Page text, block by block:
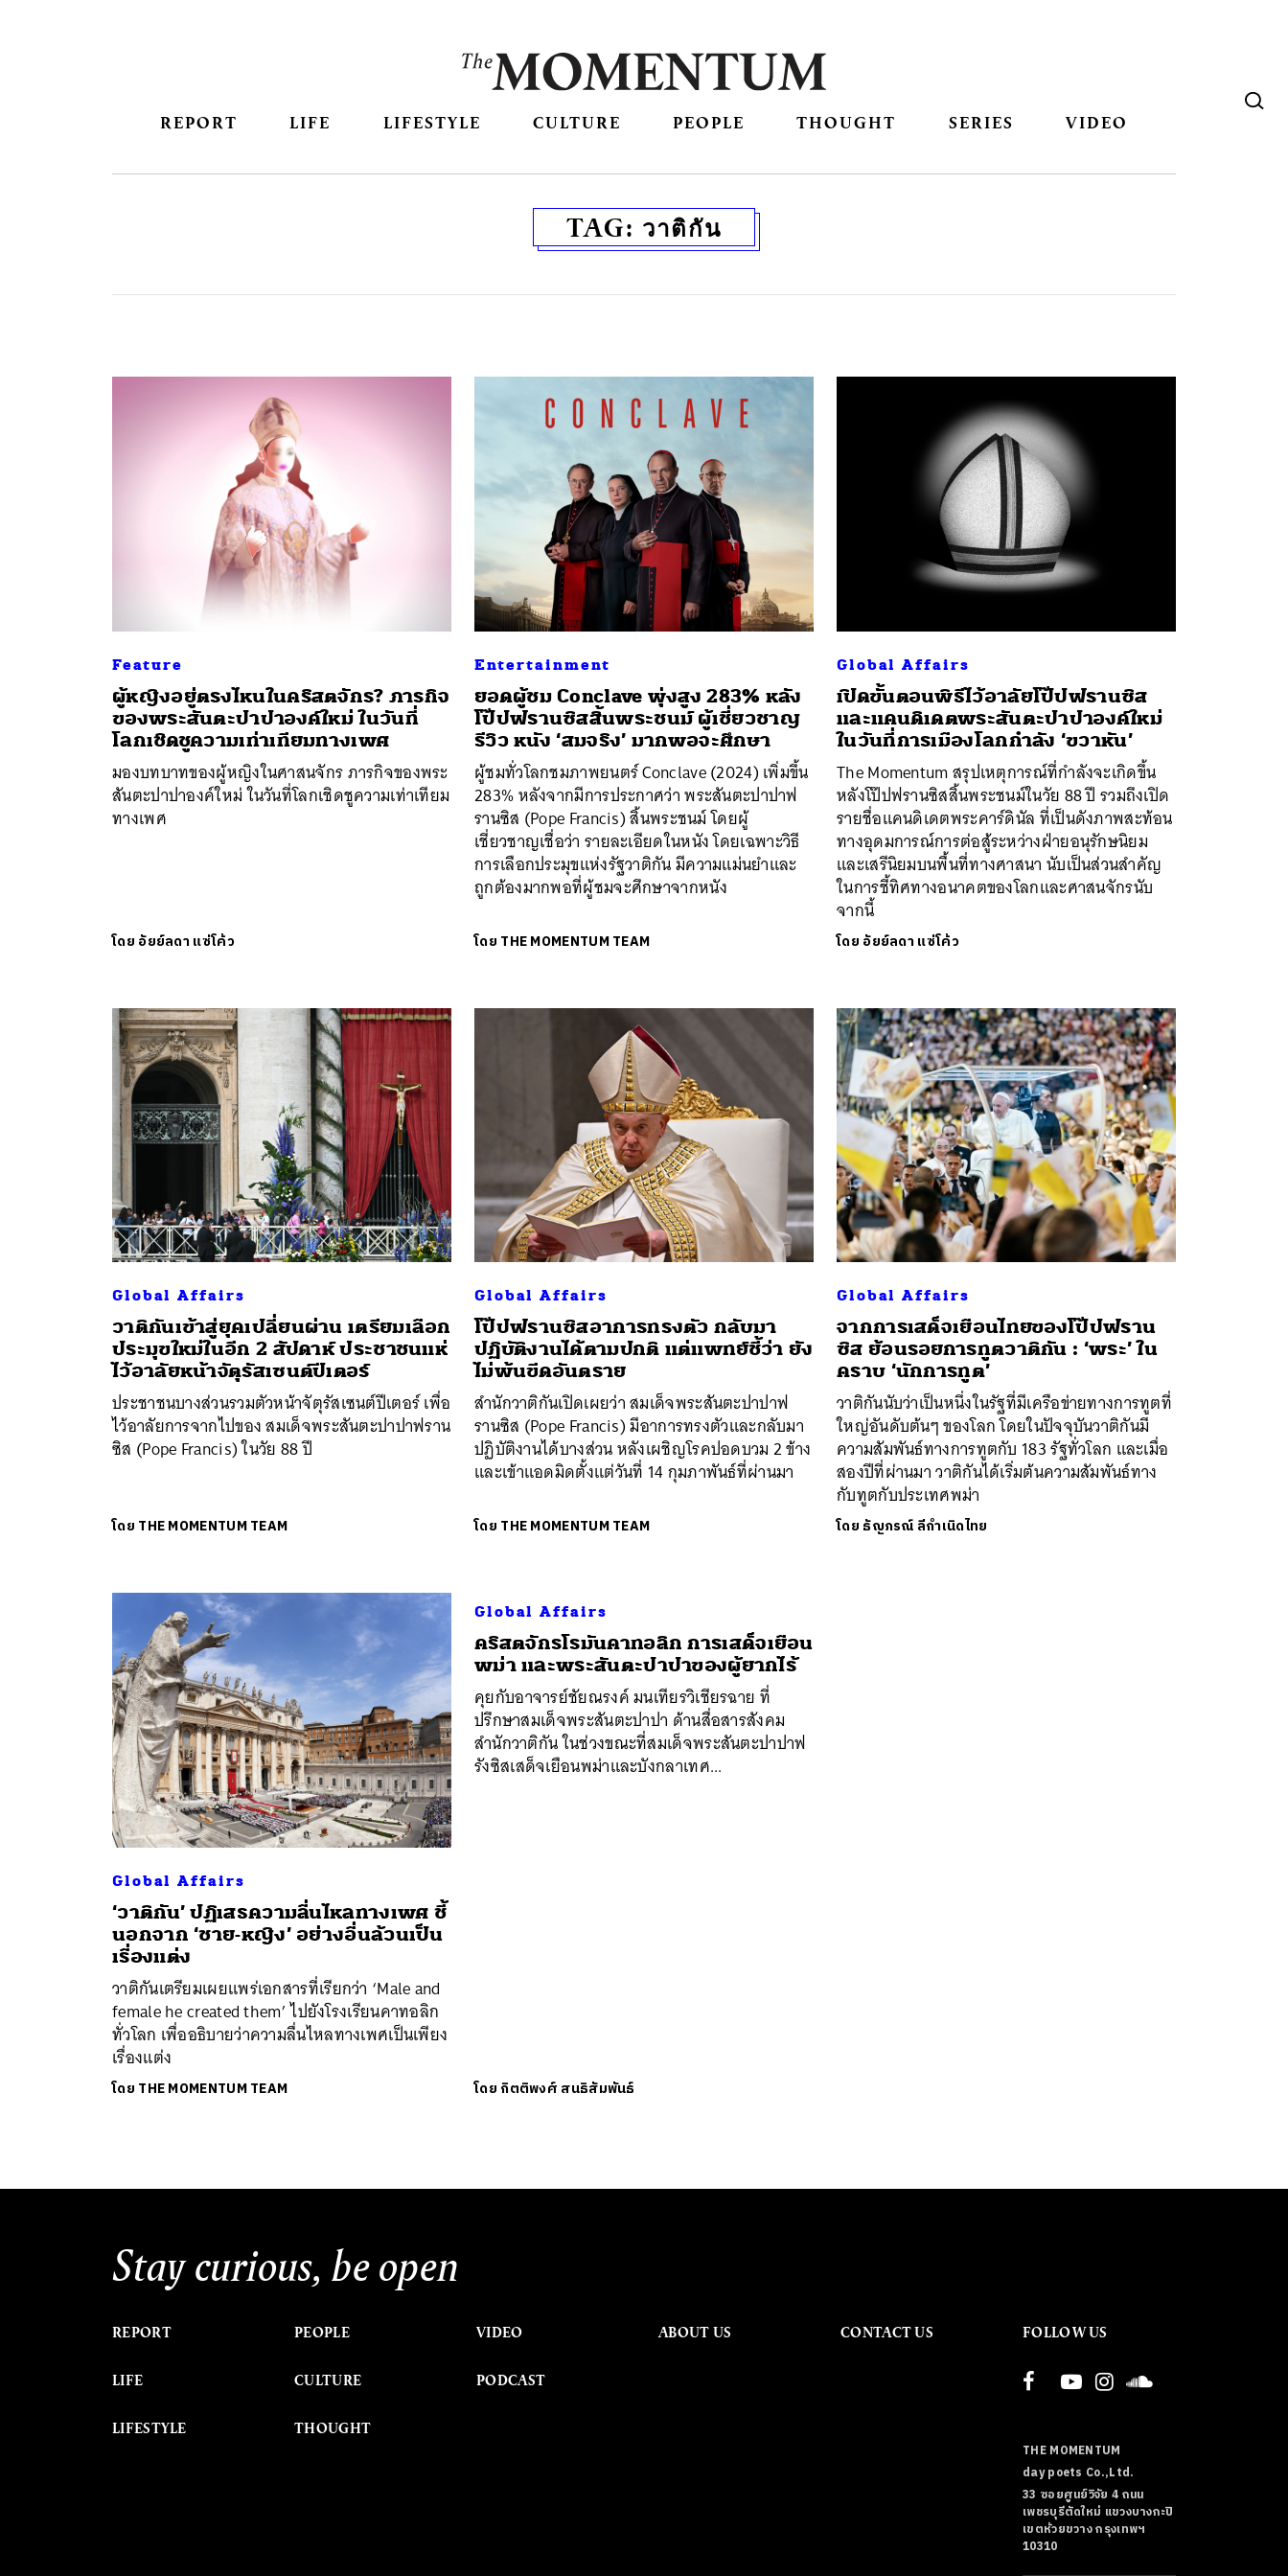
REPORT LIFE LIFESTYLE CULTURE PEOPLE THOUGHT SERIES VIDEO
TAG: วาติกัน
Feature
ผู้หญิงอยู่ตรงไหนในคริสตจักร? ภารกิจ
ของพระสันตะปาปาองค์ใหม่ ในวันที่
โลกเชิดชูความเท่าเทียมทางเพศ
มองบทบาทของผู้หญิงในศาสนจักร ภารกิจของพระ
สันตะปาปาองค์ใหม่ ในวันที่โลกเชิดชูความเท่าเทียม
ทางเพศ
โดย อัยย์ลดา แซ่โค้ว
Entertainment
ยอดผู้ชม Conclave พุ่งสูง 283% หลัง
โป๊ปฟรานซิสสิ้นพระชนม์ ผู้เชี่ยวชาญ
รีวิว หนัง ‘สมจริง’ มากพอจะศึกษา
ผู้ชมทั่วโลกชมภาพยนตร์ Conclave (2024) เพิ่มขึ้น
283% หลังจากมีการประกาศว่า พระสันตะปาปาฟ
รานซิส (Pope Francis) สิ้นพระชนม์ โดยผู้
เชี่ยวชาญเชื่อว่า รายละเอียดในหนัง โดยเฉพาะวิธี
การเลือกประมุขแห่งรัฐวาติกัน มีความแม่นยำและ
ถูกต้องมากพอที่ผู้ชมจะศึกษาจากหนัง
โดย THE MOMENTUM TEAM
Global Affairs
เปิดขั้นตอนพิธีไว้อาลัยโป๊ปฟรานซิส
และแคนดิเดตพระสันตะปาปาองค์ใหม่
ในวันที่การเมืองโลกกำลัง ‘ขวาหัน’
The Momentum สรุปเหตุการณ์ที่กำลังจะเกิดขึ้น
หลังโป๊ปฟรานซิสสิ้นพระชนม์ในวัย 88 ปี รวมถึงเปิด
รายชื่อแคนดิเดตพระคาร์ดินัล ที่เป็นดังภาพสะท้อน
ทางอุดมการณ์การต่อสู้ระหว่างฝ่ายอนุรักษนิยม
และเสรีนิยมบนพื้นที่ทางศาสนา นับเป็นส่วนสำคัญ
ในการชี้ทิศทางอนาคตของโลกและศาสนจักรนับ
จากนี้
โดย อัยย์ลดา แซ่โค้ว
Global Affairs
วาติกันเข้าสู่ยุคเปลี่ยนผ่าน เตรียมเลือก
ประมุขใหม่ในอีก 2 สัปดาห์ ประชาชนแห่
ไว้อาลัยหน้าจัตุรัสเซนต์ปีเตอร์
ประชาชนบางส่วนรวมตัวหน้าจัตุรัสเซนต์ปีเตอร์ เพื่อ
ไว้อาลัยการจากไปของ สมเด็จพระสันตะปาปาฟราน
ซิส (Pope Francis) ในวัย 88 ปี
โดย THE MOMENTUM TEAM
Global Affairs
โป๊ปฟรานซิสอาการทรงตัว กลับมา
ปฏิบัติงานได้ตามปกติ แต่แพทย์ชี้ว่า ยัง
ไม่พ้นขีดอันตราย
สำนักวาติกันเปิดเผยว่า สมเด็จพระสันตะปาปาฟ
รานซิส (Pope Francis) มีอาการทรงตัวและกลับมา
ปฏิบัติงานได้บางส่วน หลังเผชิญโรคปอดบวม 2 ข้าง
และเข้าแอดมิดตั้งแต่วันที่ 14 กุมภาพันธ์ที่ผ่านมา
โดย THE MOMENTUM TEAM
Global Affairs
จากการเสด็จเยือนไทยของโป๊ปฟราน
ซิส ย้อนรอยการทูตวาติกัน : ‘พระ’ ใน
คราบ ‘นักการทูต’
วาติกันนับว่าเป็นหนึ่งในรัฐที่มีเครือข่ายทางการทูตที่
ใหญ่อันดับต้นๆ ของโลก โดยในปัจจุบันวาติกันมี
ความสัมพันธ์ทางการทูตกับ 183 รัฐทั่วโลก และเมื่อ
สองปีที่ผ่านมา วาติกันได้เริ่มต้นความสัมพันธ์ทาง
กับทูตกับประเทศพม่า
โดย ธัญภรณ์ ลีกำเนิดไทย
Global Affairs
‘วาติกัน’ ปฏิเสธความลื่นไหลทางเพศ ชี้
นอกจาก ‘ชาย-หญิง’ อย่างอื่นล้วนเป็น
เรื่องแต่ง
วาติกันเตรียมเผยแพร่เอกสารที่เรียกว่า ‘Male and
female he created them’ ไปยังโรงเรียนคาทอลิก
ทั่วโลก เพื่ออธิบายว่าความลื่นไหลทางเพศเป็นเพียง
เรื่องแต่ง
โดย THE MOMENTUM TEAM
Global Affairs
​คริสตจักรโรมันคาทอลิก การเสด็จเยือน
พม่า และพระสันตะปาปาของผู้ยากไร้
คุยกับอาจารย์ชัยณรงค์ มนเทียรวิเชียรฉาย ที่
ปรึกษาสมเด็จพระสันตะปาปา ด้านสื่อสารสังคม
สำนักวาติกัน ในช่วงขณะที่สมเด็จพระสันตะปาปาฟ
รังซิสเสด็จเยือนพม่าและบังกลาเทศ...
โดย กิตติพงศ์ สนธิสัมพันธ์
Stay curious, be open
REPORT
LIFE
LIFESTYLE
PEOPLE
CULTURE
THOUGHT
VIDEO
PODCAST
ABOUT US CONTACT US FOLLOW US
THE MOMENTUM
day poets Co.,Ltd.
33 ซอยศูนย์วิจัย 4 ถนน
เพชรบุรีตัดใหม่ แขวงบางกะปิ
เขตห้วยขวาง กรุงเทพฯ
10310
ค้นหา
SHARE TWEET LINE EMAIL